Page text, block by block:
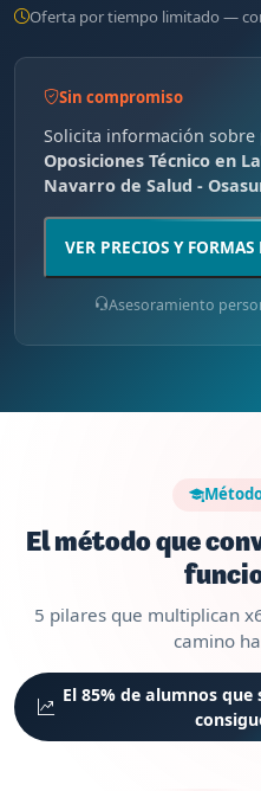
Oferta por tiempo limitado —
Sin compromiso
Solicita información
Oposiciones Técnico en
Navarro de Salud -
VER PRECIOS Y FORMAS
Asesoramiento
El método que
5 pilares que multiplican
camino
El 85% de alumnos